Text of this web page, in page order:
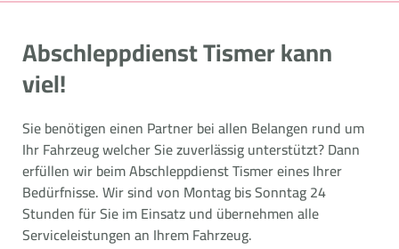
Abschleppdienst Tismer kann
viel!
Sie benötigen einen Partner bei allen Belangen rund um
Ihr Fahrzeug welcher Sie zuverlässig unterstützt? Dann
erfüllen wir beim Abschleppdienst Tismer eines Ihrer
Bedürfnisse. Wir sind von Montag bis Sonntag 24
Stunden für Sie im Einsatz und übernehmen alle
Serviceleistungen an Ihrem Fahrzeug.